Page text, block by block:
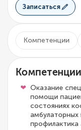
Записаться
Компетенции
Компетенции
Оказание
помощи
состояниях
амбулаторных
профилактика